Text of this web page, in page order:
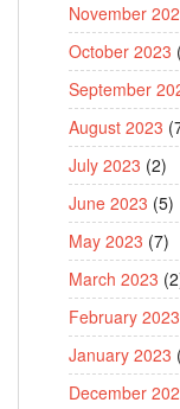
November
October 2023
September
August 2023
July 2023 (2)
June 2023 (5)
May 2023 (7)
March 2023
February 2023
January 2023
December